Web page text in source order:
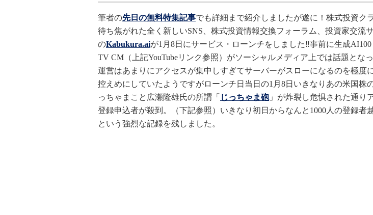
筆者の先日の無料特集記事でも詳細まで紹介しましたが遂に！株式投資ク
待ち焦がれた全く新しいSNS、株式投資情報交換フォーラム、投資家交流
のKabukura.aiが1月8日にサービス・ローンチをしました‼️事前に生成
TV CM（上記YouTubeリンク参照）がソーシャルメディア上では話題とな
運営はあまりにアクセスが集中しすぎてサーバーがスローになるのを極度
控えめにしていたようですがローンチ日当日の1月8日いきなりあの米国株
っちゃまこと広瀬隆雄氏の所謂「 じっちゃま砲」が炸裂し危惧された通り
登録申込者が殺到。（下記参照）いきなり初日からなんと1000人の登録者
という強烈な記録を残しました。